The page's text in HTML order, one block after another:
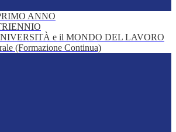
ANNO
e il MONDO DEL LAVORO
(Formazione Continua)